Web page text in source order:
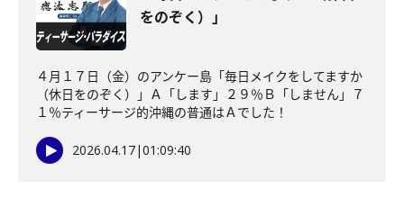
をのぞく）」
４月１７日（金）のアンケー島「毎日メイクをしてますか
（休日をのぞく）」Ａ「します」２９％Ｂ「しません」７
１％ティーサージ的沖縄の普通はＡでした！
2026.04.17|01:09:40